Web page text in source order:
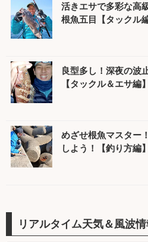
活きエサで多彩な高
根魚五目【タックル編
良型多し！深夜の波
【タックル＆エサ編】
めざせ根魚マスター
しよう！【釣り方編】
リアルタイム天気＆風波